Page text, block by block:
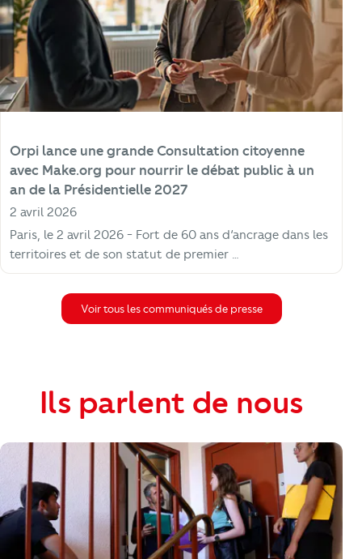
Orpi lance une grande Consultation citoyenne
avec Make.org pour nourrir le débat public à un
an de la Présidentielle 2027
2 avril 2026
Paris, le 2 avril 2026 - Fort de 60 ans d’ancrage dans les
territoires et de son statut de premier …
Voir tous les communiqués de presse
Ils parlent de nous